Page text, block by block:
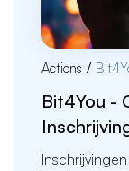
Actions /
Bit4You -